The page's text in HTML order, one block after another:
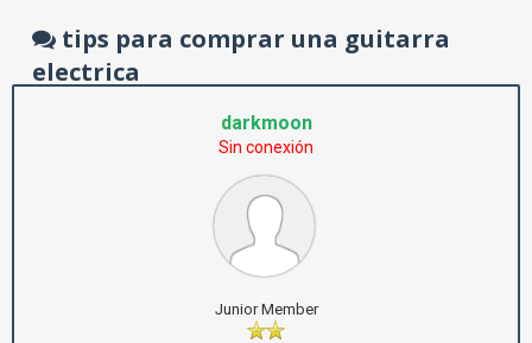
tips para comprar una guitarra
electrica
darkmoon
Sin conexión
Junior Member